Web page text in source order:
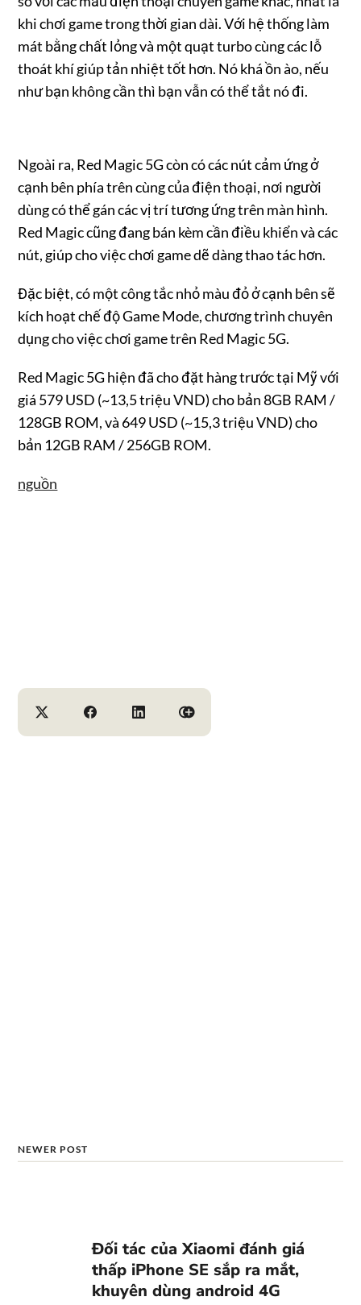
khi chơi game trong thời gian dài. Với hệ thống làm
mát bằng chất lỏng và một quạt turbo cùng các lỗ
thoát khí giúp tản nhiệt tốt hơn. Nó khá ồn ào, nếu
như bạn không cần thì bạn vẫn có thể tắt nó đi.
Ngoài ra, Red Magic 5G còn có các nút cảm ứng ở
cạnh bên phía trên cùng của điện thoại, nơi người
dùng có thể gán các vị trí tương ứng trên màn hình.
Red Magic cũng đang bán kèm cần điều khiển và các
nút, giúp cho việc chơi game dẽ dàng thao tác hơn.
Đặc biệt, có một công tắc nhỏ màu đỏ ở cạnh bên sẽ
kích hoạt chế độ Game Mode, chương trình chuyên
dụng cho việc chơi game trên Red Magic 5G.
Red Magic 5G hiện đã cho đặt hàng trước tại Mỹ với
giá 579 USD (~13,5 triệu VND) cho bản 8GB RAM /
128GB ROM, và 649 USD (~15,3 triệu VND) cho
bản 12GB RAM / 256GB ROM.
nguồn
NEWER POST
Đối tác của Xiaomi đánh giá
thấp iPhone SE sắp ra mắt,
khuyên dùng android 4G